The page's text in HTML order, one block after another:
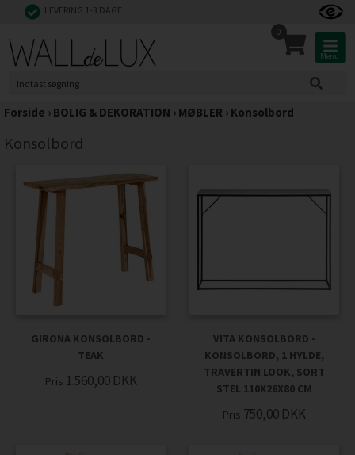
LEVERING 1-3 DAGE
0
Menu
Forside › BOLIG & DEKORATION › MØBLER › Konsolbord
Konsolbord
GIRONA KONSOLBORD -
TEAK
Pris 1.560,00 DKK
VITA KONSOLBORD -
KONSOLBORD, 1 HYLDE,
TRAVERTIN LOOK, SORT
STEL 110X26X80 CM
Pris 750,00 DKK